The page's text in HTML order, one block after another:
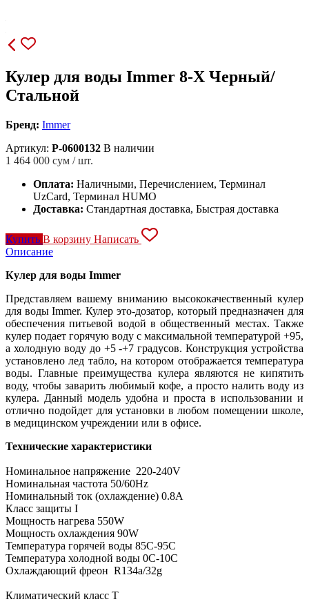
Кулер для воды Immer 8-X Черный/
Стальной
Бренд: Immer
Артикул: P-0600132 В наличии
1 464 000 сум / шт.
Оплата: Наличными, Перечислением, Терминал
UzCard, Терминал HUMO
Доставка: Стандартная доставка, Быстрая доставка
Купить В корзину Написать
Описание
Кулер для воды Immer
Представляем вашему вниманию высококачественный кулер
для воды Immer. Кулер это-дозатор, который предназначен для
обеспечения питьевой водой в общественный местах. Также
кулер подает горячую воду с максимальной температурой +95,
а холодную воду до +5 -+7 градусов. Конструкция устройства
установлено лед табло, на котором отображается температура
воды. Главные преимущества кулера являются не кипятить
воду, чтобы заварить любимый кофе, а просто налить воду из
кулера. Данный модель удобна и проста в использовании и
отлично подойдет для установки в любом помещении школе,
в медицинском учреждении или в офисе.
Технические характеристики
Номинальное напряжение 220-240V
Номинальная частота 50/60Hz
Номинальный ток (охлаждение) 0.8A
Класс защиты I
Мощность нагрева 550W
Мощность охлаждения 90W
Температура горячей воды 85С-95С
Температура холодной воды 0C-10C
Охлаждающий фреон R134a/32g
Климатический класс T